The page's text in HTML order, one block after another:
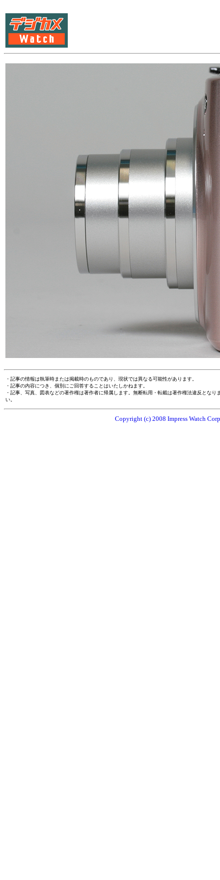
・記事の情報は執筆時または掲載時のものであり、現状では異なる可能性があります。
・記事の内容につき、個別にご回答することはいたしかねます。
・記事、写真、図表などの著作権は著作者に帰属します。無断転用・転載は著作権法違反とな
い。
Copyright (c) 2008 Impress Watch